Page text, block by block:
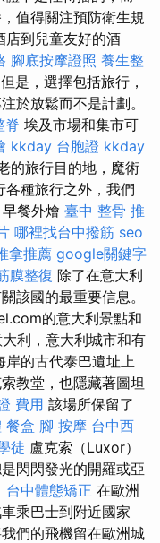
值得關注預防衛生規
店到兒童友好的酒
腳底按摩證照 養生整
但是，選擇包括旅行，
於放鬆而不是計劃。
脊 埃及市場和集市可
kkday 台胞證 kkday
的旅行目的地，魔術
種旅行之外，我們
餐外燴 臺中 整骨 推
哪裡找台中撥筋 seo
拿推薦 google關鍵字
膜整復 除了在意大利
該國的最重要信息。
的意大利景點和
利，意大利城市和有
岸的古代泰巴遺址上
教堂，也隱藏著圖坦
費用 該場所保留了
餐盒 腳 按摩 台中西
徒 盧克索（Luxor）
閃閃發光的開羅或亞
台中體態矯正 在歐洲
乘巴士到附近國家
們的飛機留在歐洲城